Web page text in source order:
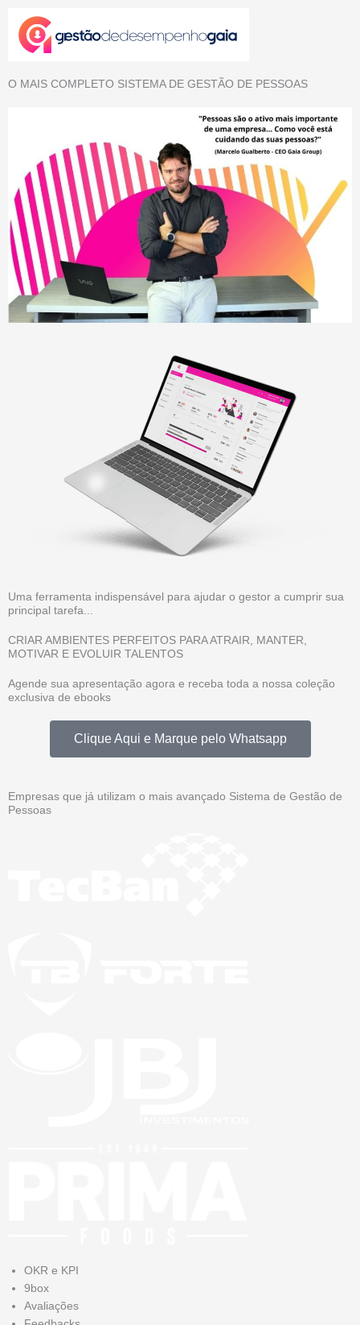
O MAIS COMPLETO SISTEMA DE GESTÃO DE PESSOAS
Uma ferramenta indispensável para ajudar o gestor a cumprir sua
principal tarefa...
CRIAR AMBIENTES PERFEITOS PARA ATRAIR, MANTER,
MOTIVAR E EVOLUIR TALENTOS
Agende sua apresentação agora e receba toda a nossa coleção
exclusiva de ebooks
Clique Aqui e Marque pelo Whatsapp
Empresas que já utilizam o mais avançado Sistema de Gestão de
Pessoas
OKR e KPI
9box
Avaliações